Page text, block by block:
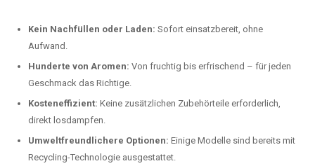
Kein Nachfüllen oder Laden: Sofort einsatzbereit, ohne
Aufwand.
Hunderte von Aromen: Von fruchtig bis erfrischend – für jeden
Geschmack das Richtige.
Kosteneffizient: Keine zusätzlichen Zubehörteile erforderlich,
direkt losdampfen.
Umweltfreundlichere Optionen: Einige Modelle sind bereits mit
Recycling-Technologie ausgestattet.